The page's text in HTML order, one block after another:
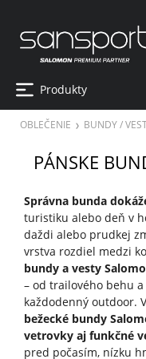
Produkty
OBLEČENIE BUNDY /
PÁNSKE
Správna bunda
turistiku alebo deň v
daždi alebo prudkej
vrstva rozdiel medzi
bundy a vesty
– od trailového behu
každodenný outdoor.
bežecké bundy
vetrovky aj funkčné
pred počasím, nízku